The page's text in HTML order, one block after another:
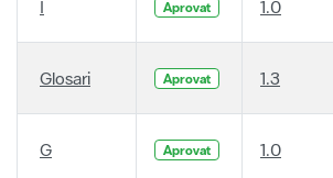
I Aprovat 1.0
Glosari Aprovat 1.3
G Aprovat 1.0